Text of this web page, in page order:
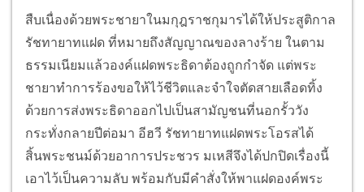
สืบเนื่องด้วยพระชายาในมกุฎราชกุมารได้ให้ประสูติกาล
รัชทายาทแฝด ที่หมายถึงสัญญาณของลางร้าย ในตาม
ธรรมเนียมแล้วองค์แฝดพระธิดาต้องถูกกำจัด แต่พระ
ชายาทำการร้องขอให้ไว้ชีวิตและจำใจตัดสายเลือดทิ้ง
ด้วยการส่งพระธิดาออกไปเป็นสามัญชนที่นอกรั้ววัง
กระทั่งกลายปีต่อมา อีฮวี รัชทายาทแฝดพระโอรสได้
สิ้นพระชนม์ด้วยอาการประชวร มเหสีจึงได้ปกปิดเรื่องนี้
เอาไว้เป็นความลับ พร้อมกับมีคำสั่งให้พาแฝดองค์พระ